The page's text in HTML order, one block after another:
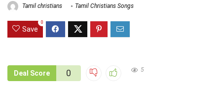
Tamil christians Tamil Christians Songs
Save
0
Deal Score 0 5